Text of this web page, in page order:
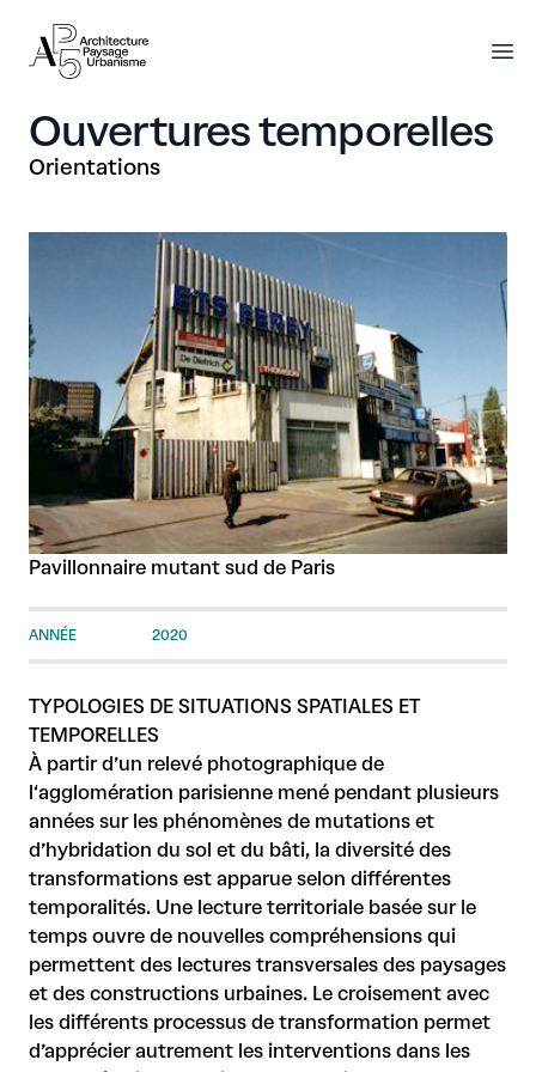
AP5
AP5
Ouvertures temporelles
Orientations
Pavillonnaire mutant sud de Paris
ANNÉE 2020
TYPOLOGIES DE SITUATIONS SPATIALES ET
TEMPORELLES
À partir d’un relevé photographique de
l‘agglomération parisienne mené pendant plusieurs
années sur les phénomènes de mutations et
d’hybridation du sol et du bâti, la diversité des
transformations est apparue selon différentes
temporalités. Une lecture territoriale basée sur le
temps ouvre de nouvelles compréhensions qui
permettent des lectures transversales des paysages
et des constructions urbaines. Le croisement avec
les différents processus de transformation permet
d’apprécier autrement les interventions dans les